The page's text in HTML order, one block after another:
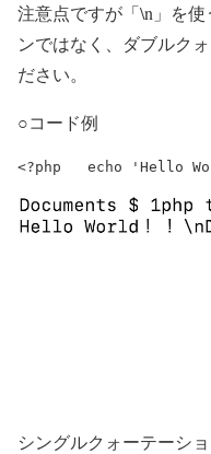
注意点ですが「\n」を
ンではなく、ダブルク
ださい。
○コード例
<?php 	echo
シングルクォーテーシ